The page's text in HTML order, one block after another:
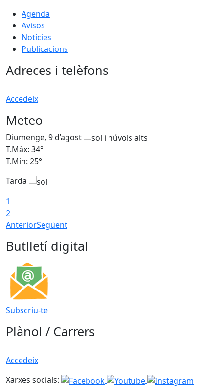
Agenda
Avisos
Notícies
Publicacions
Adreces i telèfons
Accedeix
Meteo
Diumenge, 9 d’agost
T.Màx: 34°
T.Min: 25°
Tarda
1
2
AnteriorSegüent
Butlletí digital
Subscriu-te
Plànol / Carrers
Accedeix
Xarxes socials: